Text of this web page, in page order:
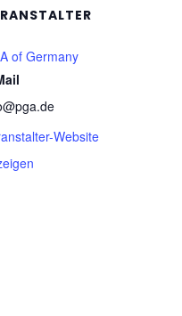
of Germany
Website